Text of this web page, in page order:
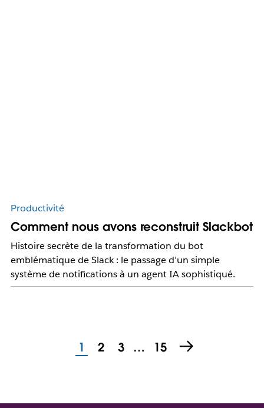
Productivité
Comment nous avons reconstruit Slackbot
Histoire secrète de la transformation du bot
emblématique de Slack : le passage d’un simple
système de notifications à un agent IA sophistiqué.
1 2 3 … 15